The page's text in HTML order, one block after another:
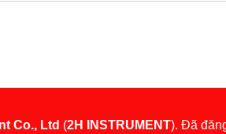
Co., Ltd (2H INSTRUMENT). Đã